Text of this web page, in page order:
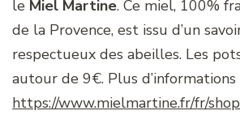
le Miel Martine. Ce miel, 100%
de la Provence, est issu d’un
respectueux des abeilles. Les
autour de 9€. Plus
https://www.mielmartine.fr/fr/